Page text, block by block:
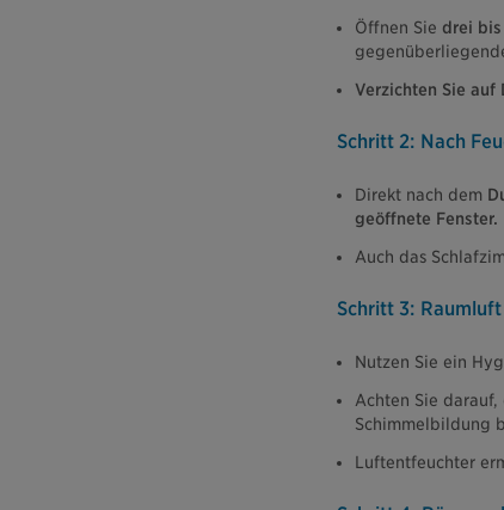
Öffnen Sie drei
Verzichten Sie
Schritt 2: Nach
Direkt nach dem
geöffnete Fenster.
Auch das
Schritt 3:
Nutzen Sie ein
Achten Sie
Schimmelbildung
Luftentfeuchter